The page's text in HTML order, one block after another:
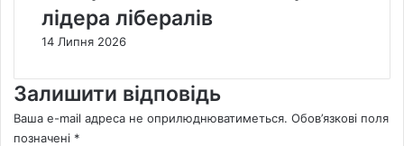
лідера лібералів
14 Липня 2026
Залишити відповідь
Ваша e-mail адреса не оприлюднюватиметься. Обов’язкові поля
позначені *